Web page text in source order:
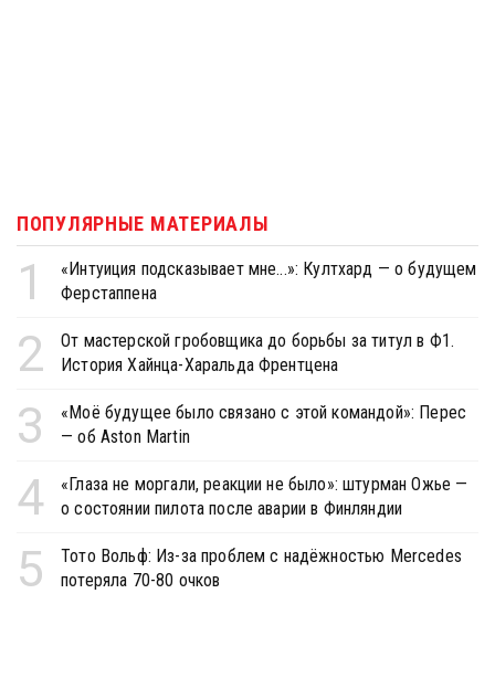
ПОПУЛЯРНЫЕ МАТЕРИАЛЫ
1
«Интуиция подсказывает мне...»: Култхард — о будущем
Ферстаппена
2
От мастерской гробовщика до борьбы за титул в Ф1.
История Хайнца-Харальда Френтцена
3
«Моё будущее было связано с этой командой»: Перес
— об Aston Martin
4
«Глаза не моргали, реакции не было»: штурман Ожье —
о состоянии пилота после аварии в Финляндии
5
Тото Вольф: Из-за проблем с надёжностью Mercedes
потеряла 70-80 очков